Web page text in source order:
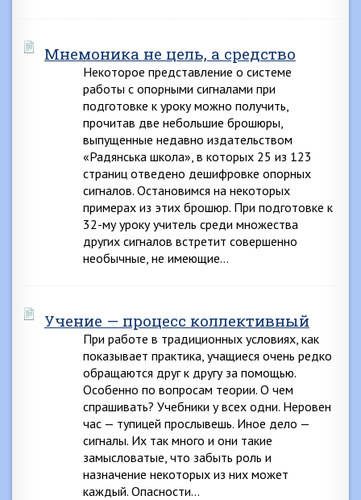
Мнемоника не цель, а средство
Некоторое представление о системе
работы с опорными сигналами при
подготовке к уроку можно получить,
прочитав две небольшие брошюры,
выпущенные недавно издательством
«Радянська школа», в которых 25 из 123
страниц отведено дешифровке опорных
сигналов. Остановимся на некоторых
примерах из этих брошюр. При подготовке к
32-му уроку учитель среди множества
других сигналов встретит совершенно
необычные, не имеющие…
Учение — процесс коллективный
При работе в традиционных условиях, как
показывает практика, учащиеся очень редко
обращаются друг к другу за помощью.
Особенно по вопросам теории. О чем
спрашивать? Учебники у всех одни. Неровен
час — тупицей прослывешь. Иное дело —
сигналы. Их так много и они такие
замысловатые, что забыть роль и
назначение некоторых из них может
каждый. Опасности…